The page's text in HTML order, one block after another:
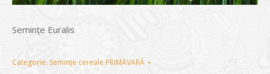
Semințe Euralis
Categorie: Semințe cereale PRIMĂVARĂ